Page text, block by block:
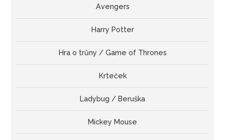
Avengers
Harry Potter
Hra o trůny / Game of Thrones
Krteček
Ladybug / Beruška
Mickey Mouse